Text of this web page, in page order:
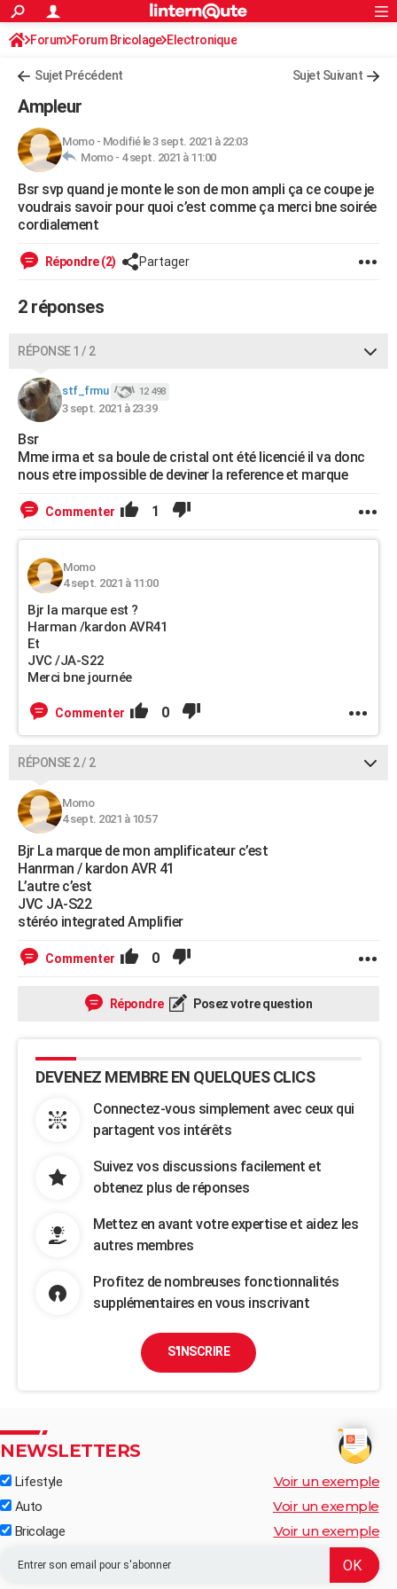
ACTUALITÉS
Politique
Société
Faits Divers
Education
Monde
Villes
+
FINANCE
Retraite
Impôts
Epargne
Immobilier
Risques naturels par ville
Banque
Assurance
Crédit
AUTO
Essais
Réserver un essai
Citadines
Berlines
SUV
Forum auto
+HIGH-TECH
Mobiles
Meilleur smartphone
Internet
Ordinateurs
Jeux vidéo
Guide high-tech
+
Forum
Aménagement intérieur
Extérieur
Cuisine
Salle de bains
Jardinage
Rangement
WEEK-END
Guides de France
Escapades
Patrimoine
Expositions
Musées
Week-end nature
+LIFESTYLE
Art de vivre
Bien-être
Loisirs
ModeModes de vie
SANTE
Alimentation
Guide de la santé
Maladies
Médicaments
Sommeil
VOYAGE
Destinations
City break
Voyage nature
Voyage de noces
Forum
Climat
PHOTO
GUIDES D'ACHAT
Carte de Noël
Carte Bonne année
Carte Saint-Valentin
Carte Pâques
Carte d'anniversaire
DICTIONNAIRE
Dictionnaire
Biographies
Citations
Expressions
Proverbes
COPAINS D'AVANT
S'inscrire
Se connecter
Lycées
Collèges
Primaires
Universités
Entreprises
Service militaire
Avis de recherche
AVIS DE DÉCÈS
FORUM
Bricolage
Lifestyle
Culture
Sport
Auto
Television
Voyage
Cinema
S'inscrire
Connexion
Forum Forum Bricolage Electronique
Sujet Précédent Sujet Suivant
Ampleur
Momo- Modifié le 3 sept. 2021 à 22:03
Momo - 4 sept. 2021 à 11:00
Bsr svp quand je monte le son de mon ampli ça ce coupe je
voudrais savoir pour quoi c’est comme ça merci bne soirée
cordialement
Répondre (2) Partager
2 réponses
RÉPONSE 1 / 2
stf_frmu 12 498
3 sept. 2021 à 23:39
Bsr
Mme irma et sa boule de cristal ont été licencié il va donc
nous etre impossible de deviner la reference et marque
Commenter 1
Momo
4 sept. 2021 à 11:00
Bjr la marque est ?
Harman /kardon AVR41
Et
JVC /JA-S22
Merci bne journée
Commenter 0
RÉPONSE 2 / 2
Momo
4 sept. 2021 à 10:57
Bjr La marque de mon amplificateur c’est
Hanrman / kardon AVR 41
L’autre c’est
JVC JA-S22
stéréo integrated Amplifier
Commenter 0
Répondre Posez votre question
DEVENEZ MEMBRE EN QUELQUES CLICS
Connectez-vous simplement avec ceux qui
partagent vos intérêts
Suivez vos discussions facilement et
obtenez plus de réponses
Mettez en avant votre expertise et aidez les
autres membres
Profitez de nombreuses fonctionnalités
supplémentaires en vous inscrivant
S'INSCRIRE
NEWSLETTERS
Lifestyle Voir un exemple
Auto Voir un exemple
Bricolage Voir un exemple